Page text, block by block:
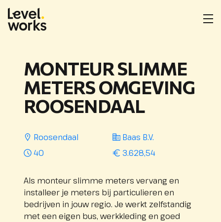
Homepage
MONTEUR SLIMME
METERS OMGEVING
ROOSENDAAL
Roosendaal Baas B.V.
40 3.628,54
Als monteur slimme meters vervang en
installeer je meters bij particulieren en
bedrijven in jouw regio. Je werkt zelfstandig
met een eigen bus, werkkleding en goed